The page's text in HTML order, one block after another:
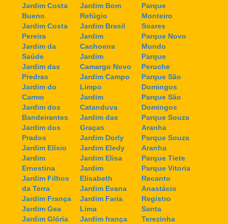
Jardim Costa
Bueno
Jardim Costa
Pereira
Jardim da
Saúde
Jardim das
Predras
Jardim do
Carmo
Jardim dos
Bandeirantes
Jardim dos
Prados
Jardim Elísio
Jardim
Ernestina
Jardim Filhos
da Terra
Jardim França
Jardim Gea
Jardim Glória
Jardim Bom
Refúgio
Jardim Brasil
Jardim
Cachoeira
Jardim
Camargo Novo
Jardim Campo
Limpo
Jardim
Catanduva
Jardim das
Graças
Jardim Dorly
Jardim Eledy
Jardim Elisa
Jardim
Elisabeth
Jardim Evana
Jardim Faria
Lima
Jardim frança
Parque
Monteiro
Soares
Parque Novo
Mundo
Parque
Peruche
Parque São
Domingos
Parque São
Domingos
Parque Souza
Aranha
Parque Souza
Aranha
Parque Tiete
Parque Vitoria
Recanto
Anastácio
Registro
Santa
Terezinha